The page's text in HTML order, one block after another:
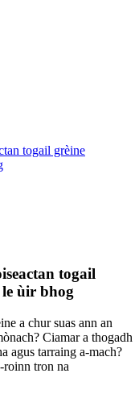
togail grèine
togail
le ùir bhog
a chur suas ann an
Ciamar a thogadh
agus tarraing a-mach?
tron na